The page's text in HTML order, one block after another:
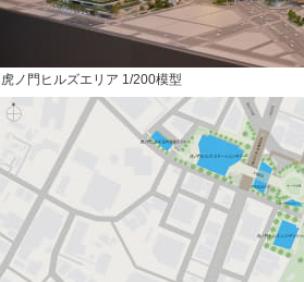
虎ノ門ヒルズエリア 1/200模型